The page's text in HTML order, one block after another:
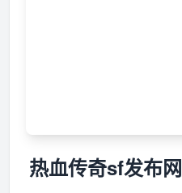
热血传奇sf发布网